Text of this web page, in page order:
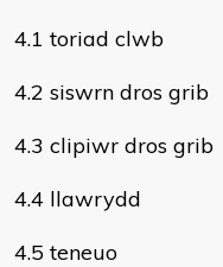
4.1 toriad clwb
4.2 siswrn dros grib
4.3 clipiwr dros grib
4.4 llawrydd
4.5 teneuo